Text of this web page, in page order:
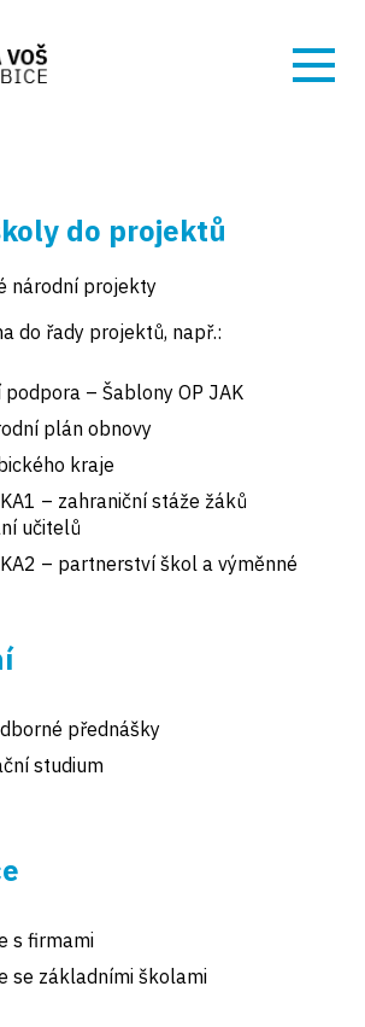
do projektů
národní projekty
do řady projektů, např.:
– Šablony OP JAK
plán obnovy
kraje
– zahraniční stáže žáků
učitelů
– partnerství škol a výměnné
přednášky
studium
s firmami
se základními školami